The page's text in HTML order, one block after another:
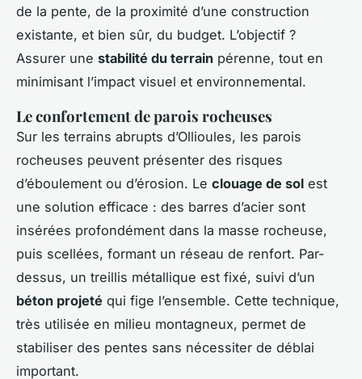
de la pente, de la proximité d’une construction
existante, et bien sûr, du budget. L’objectif ?
Assurer une stabilité du terrain pérenne, tout en
minimisant l’impact visuel et environnemental.
Le confortement de parois rocheuses
Sur les terrains abrupts d’Ollioules, les parois
rocheuses peuvent présenter des risques
d’éboulement ou d’érosion. Le clouage de sol est
une solution efficace : des barres d’acier sont
insérées profondément dans la masse rocheuse,
puis scellées, formant un réseau de renfort. Par-
dessus, un treillis métallique est fixé, suivi d’un
béton projeté qui fige l’ensemble. Cette technique,
très utilisée en milieu montagneux, permet de
stabiliser des pentes sans nécessiter de déblai
important.